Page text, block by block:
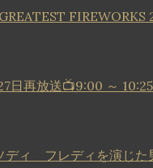
FIREWORKS
日再放送📺9:00 ～ 10:25
ディ フレディを演じた